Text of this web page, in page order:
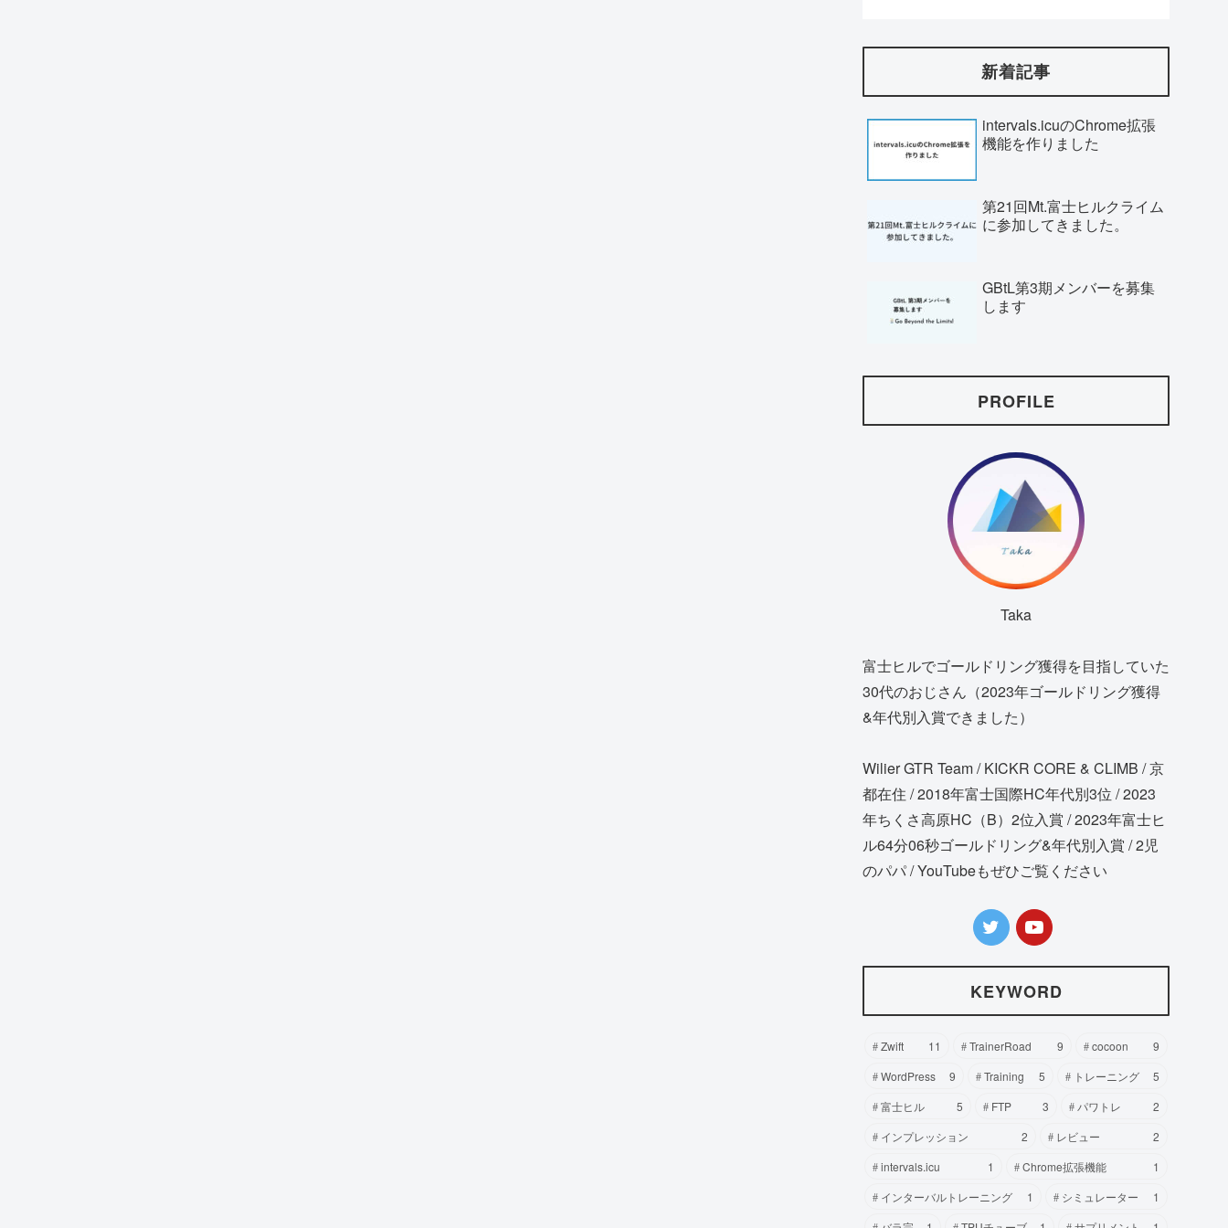
新着記事
intervals.icuのChrome拡張
機能を作りました
第21回Mt.富士ヒルクライム
に参加してきました。
GBtL第3期メンバーを募集
します
PROFILE
Taka
富士ヒルでゴールドリング獲得を目指していた
30代のおじさん（2023年ゴールドリング獲得
&年代別入賞できました）
Wilier GTR Team / KICKR CORE & CLIMB / 京
都在住 / 2018年富士国際HC年代別3位 / 2023
年ちくさ高原HC（B）2位入賞 / 2023年富士ヒ
ル64分06秒ゴールドリング&年代別入賞 / 2児
のパパ / YouTubeもぜひご覧ください
KEYWORD
Zwift 11 TrainerRoad 9 cocoon
9
WordPress
9 Training 5 トレーニング
5
富士ヒル
5 FTP 3 パワトレ
2
インプレッション
2 レビュー
2
intervals.icu
1 Chrome拡張機能
1
インターバルトレーニング
1 シミュレーター
1